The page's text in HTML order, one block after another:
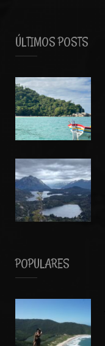
ÚLTIMOS POSTS
POPULARES